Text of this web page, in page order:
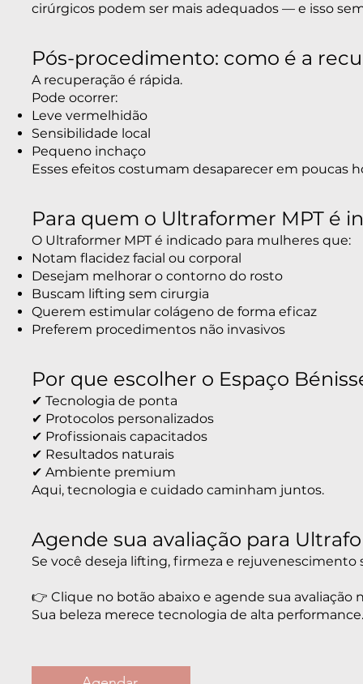
cirúrgicos podem ser mais adequados — e isso
Pós-procedimento: como é a
A recuperação é rápida.
Pode ocorrer:
Leve vermelhidão
Sensibilidade local
Pequeno inchaço
Esses efeitos costumam desaparecer em poucas
Para quem o Ultraformer MPT é
O Ultraformer MPT é indicado para mulheres que:
Notam flacidez facial ou corporal
Desejam melhorar o contorno do rosto
Buscam lifting sem cirurgia
Querem estimular colágeno de forma eficaz
Preferem procedimentos não invasivos
Por que escolher o Espaço
✔ Tecnologia de ponta
✔ Protocolos personalizados
✔ Profissionais capacitados
✔ Resultados naturais
✔ Ambiente premium
Aqui, tecnologia e cuidado caminham juntos.
Agende sua avaliação para
Se você deseja lifting, firmeza e
👉 Clique no botão abaixo e agende sua avaliação
Sua beleza merece tecnologia de alta performance.